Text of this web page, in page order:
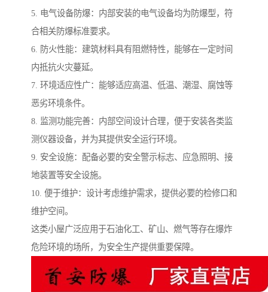
5. 电气设备防爆：内部安装的电气设备均为防爆型，符
合相关防爆标准要求。
6. 防火性能：建筑材料具有阻燃特性，能够在一定时间
内抵抗火灾蔓延。
7. 环境适应性广：能够适应高温、低温、潮湿、腐蚀等
恶劣环境条件。
8. 监测功能完善：内部空间设计合理，便于安装各类监
测仪器设备，并为其提供安全运行环境。
9. 安全设施：配备必要的安全警示标志、应急照明、接
地装置等安全设施。
10. 便于维护：设计考虑维护需求，提供必要的检修口和
维护空间。
这类小屋广泛应用于石油化工、矿山、燃气等存在爆炸
危险环境的场所，为安全生产提供重要保障。